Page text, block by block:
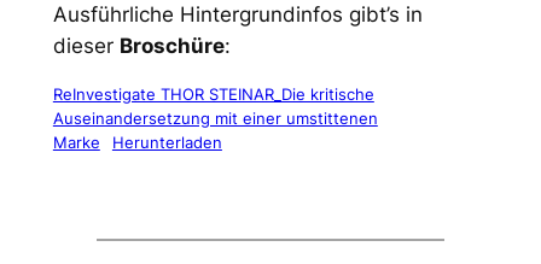
Ausführliche Hintergrundinfos gibt’s in
dieser Broschüre:
ReInvestigate THOR STEINAR_Die kritische
Auseinandersetzung mit einer umstittenen
Marke
Herunterladen